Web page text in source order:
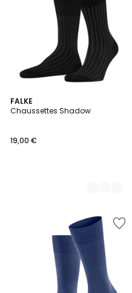
FALKE
Chaussettes Shadow
19,00 €
6
Couleurs